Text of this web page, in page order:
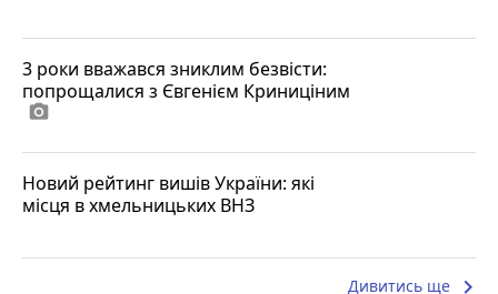
3 роки вважався зниклим безвісти:
попрощалися з Євгенієм Криниціним
photo_camera
Новий рейтинг вишів України: які
місця в хмельницьких ВНЗ
Дивитись ще keyboard_arrow_right